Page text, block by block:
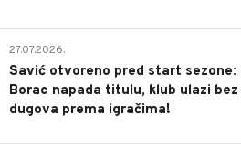
27.07.2026.
Savić otvoreno pred start sezone:
Borac napada titulu, klub ulazi bez
dugova prema igračima!